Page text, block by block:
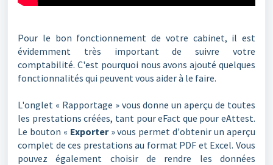
Pour le bon fonctionnement de votre cabinet, il est
évidemment très important de suivre votre
comptabilité. C'est pourquoi nous avons ajouté quelques
fonctionnalités qui peuvent vous aider à le faire.
L'onglet « Rapportage » vous donne un aperçu de toutes
les prestations créées, tant pour eFact que pour eAttest.
Le bouton « Exporter» vous permet d'obtenir un aperçu
complet de ces prestations au format PDF et Excel. Vous
pouvez également choisir de rendre les données